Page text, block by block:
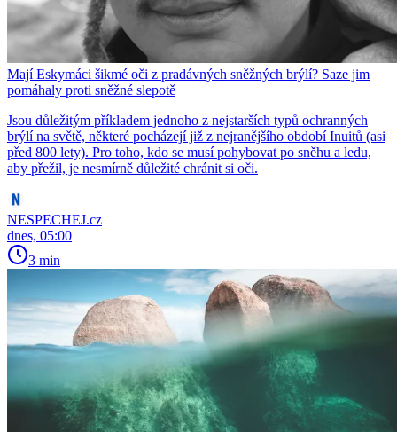
Mají Eskymáci šikmé oči z pradávných sněžných brýlí? Saze jim
pomáhaly proti sněžné slepotě
Jsou důležitým příkladem jednoho z nejstarších typů ochranných
brýlí na světě, některé pocházejí již z nejranějšího období Inuitů (asi
před 800 lety). Pro toho, kdo se musí pohybovat po sněhu a ledu,
aby přežil, je nesmírně důležité chránit si oči.
NESPECHEJ.cz
dnes, 05:00
3 min